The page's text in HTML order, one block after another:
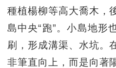
種植楊柳等高大喬木，
島中央“跑”。小島地形
刷，形成溝渠、水坑。
非筆直向上，而是向著